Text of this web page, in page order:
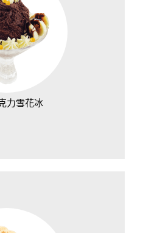
力雪花冰